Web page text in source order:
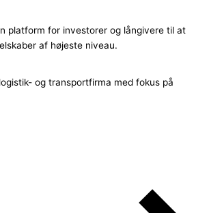
platform for investorer og långivere til at
af højeste niveau.
og transportfirma med fokus på